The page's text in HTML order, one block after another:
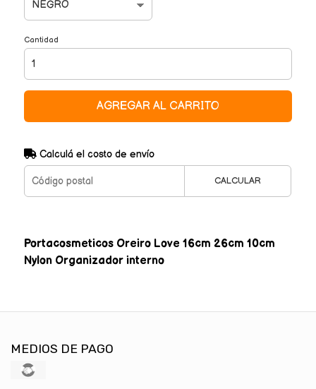
Cantidad
AGREGAR AL CARRITO
Calculá el costo de envío
CALCULAR
Portacosmeticos Oreiro Love 16cm 26cm 10cm
Nylon Organizador interno
MEDIOS DE PAGO